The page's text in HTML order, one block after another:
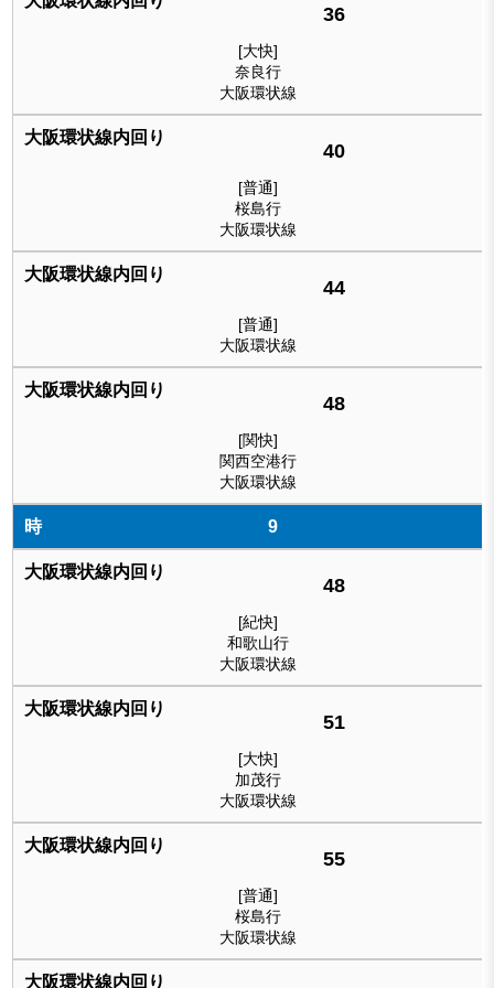
36
[大快]
奈良行
大阪環状線
40
[普通]
桜島行
大阪環状線
44
[普通]
大阪環状線
48
[関快]
関西空港行
大阪環状線
9
48
[紀快]
和歌山行
大阪環状線
51
[大快]
加茂行
大阪環状線
55
[普通]
桜島行
大阪環状線